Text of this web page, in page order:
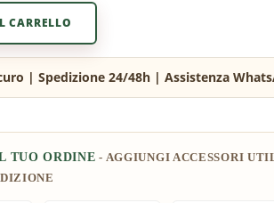
CARRELLO
TUO ORDINE